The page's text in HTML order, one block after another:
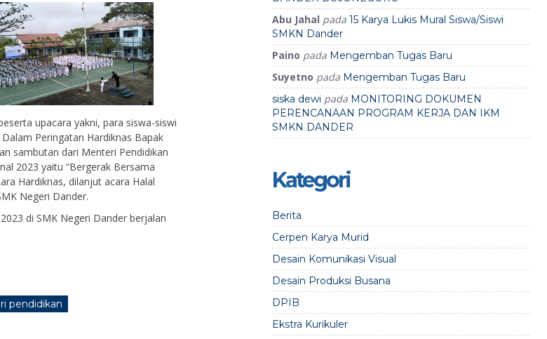
upacara yakni, para siswa-siswi
Peringatan Hardiknas Bapak
sambutan dari Menteri Pendidikan
2023 yaitu “Bergerak Bersama
Hardiknas, dilanjut acara Halal
Negeri Dander.
di SMK Negeri Dander berjalan
pendidikan
Abu Jahal pada 15 Karya Lukis Mural Siswa/Siswi
SMKN Dander
Paino pada Mengemban Tugas Baru
Suyetno pada Mengemban Tugas Baru
siska dewi pada MONITORING DOKUMEN
PERENCANAAN PROGRAM KERJA DAN IKM
SMKN DANDER
Kategori
Berita
Cerpen Karya Murid
Desain Komunikasi Visual
Desain Produksi Busana
DPIB
Ekstra Kurikuler